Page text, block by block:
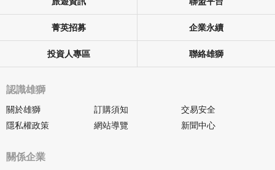
菁英招募 企業永續
投資人專區 聯絡雄獅
認識雄獅
關於雄獅 訂購須知
交易安全
隱私權政策
網站導覽 新聞中心
關係企業